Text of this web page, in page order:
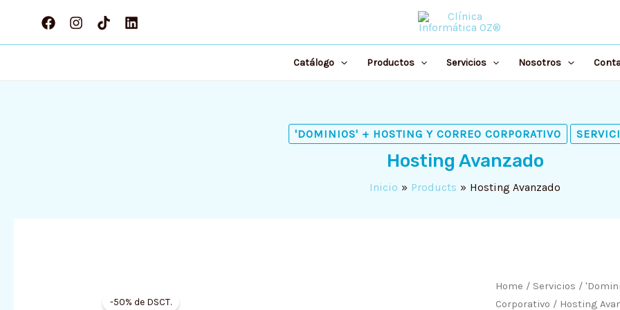
contenido
Catálogo Productos Servicios Nosotros
'DOMINIOS' + HOSTING Y CORREO CORPORATIVO
Hosting Avanzado
Inicio Products Hosting Avanzado
-50% de DSCT.
Home / Servicios /
Corporativo / Hostingprice
Hosting
Avanzado